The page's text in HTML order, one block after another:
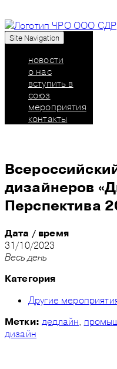
Союз дизайнеров
региональное
Site Navigation
новости
о нас
вступить в
союз
мероприятия
контакты
дизайнеров
Перспектива
Дата / время
31/10/2023
Весь день
Категория
Другие
Метки:дедлайн
дизайн